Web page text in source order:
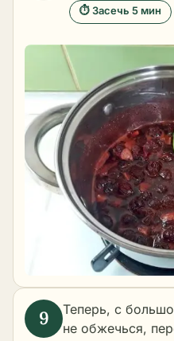
⏱ Засечь 5 мин
Теперь, с
не обжечься,